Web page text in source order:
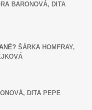
BARONOVÁ, DITA
ŠÁRKA HOMFRAY,
DITA PEPE